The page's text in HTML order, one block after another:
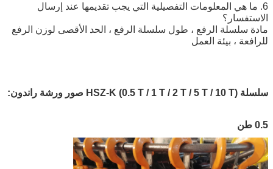
6. ما هي المعلومات التفصيلية التي يجب تقديمها عند إرسال
الاستفسار؟
مادة سلسلة الرفع ، طول سلسلة الرفع ، الحد الأقصى لوزن الرفع
للرافعة ، بيئة العمل
سلسلة HSZ-K (0.5 T / 1 T / 2 T / 5 T / 10 T) صور ورشة راندون:
0.5 طن